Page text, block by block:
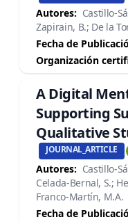
Autores: Castillo-
Zapirain, B.; De la
Fecha de
Organización
A Digital
Supporting
Qualitative
JOURNAL_ARTICLE
Autores: Castillo-
Celada-Bernal, S.;
Franco-Martín, M.A.
Fecha de